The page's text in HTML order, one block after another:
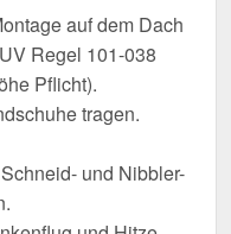
auf dem Dach
Regel 101-038
Pflicht).
tragen.
und Nibbler-